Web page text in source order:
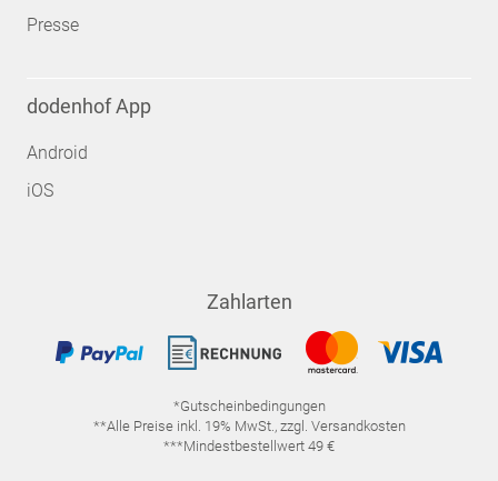
Presse
dodenhof App
Android
iOS
Zahlarten
*Gutscheinbedingungen
**Alle Preise inkl. 19% MwSt., zzgl. Versandkosten
***Mindestbestellwert 49 €